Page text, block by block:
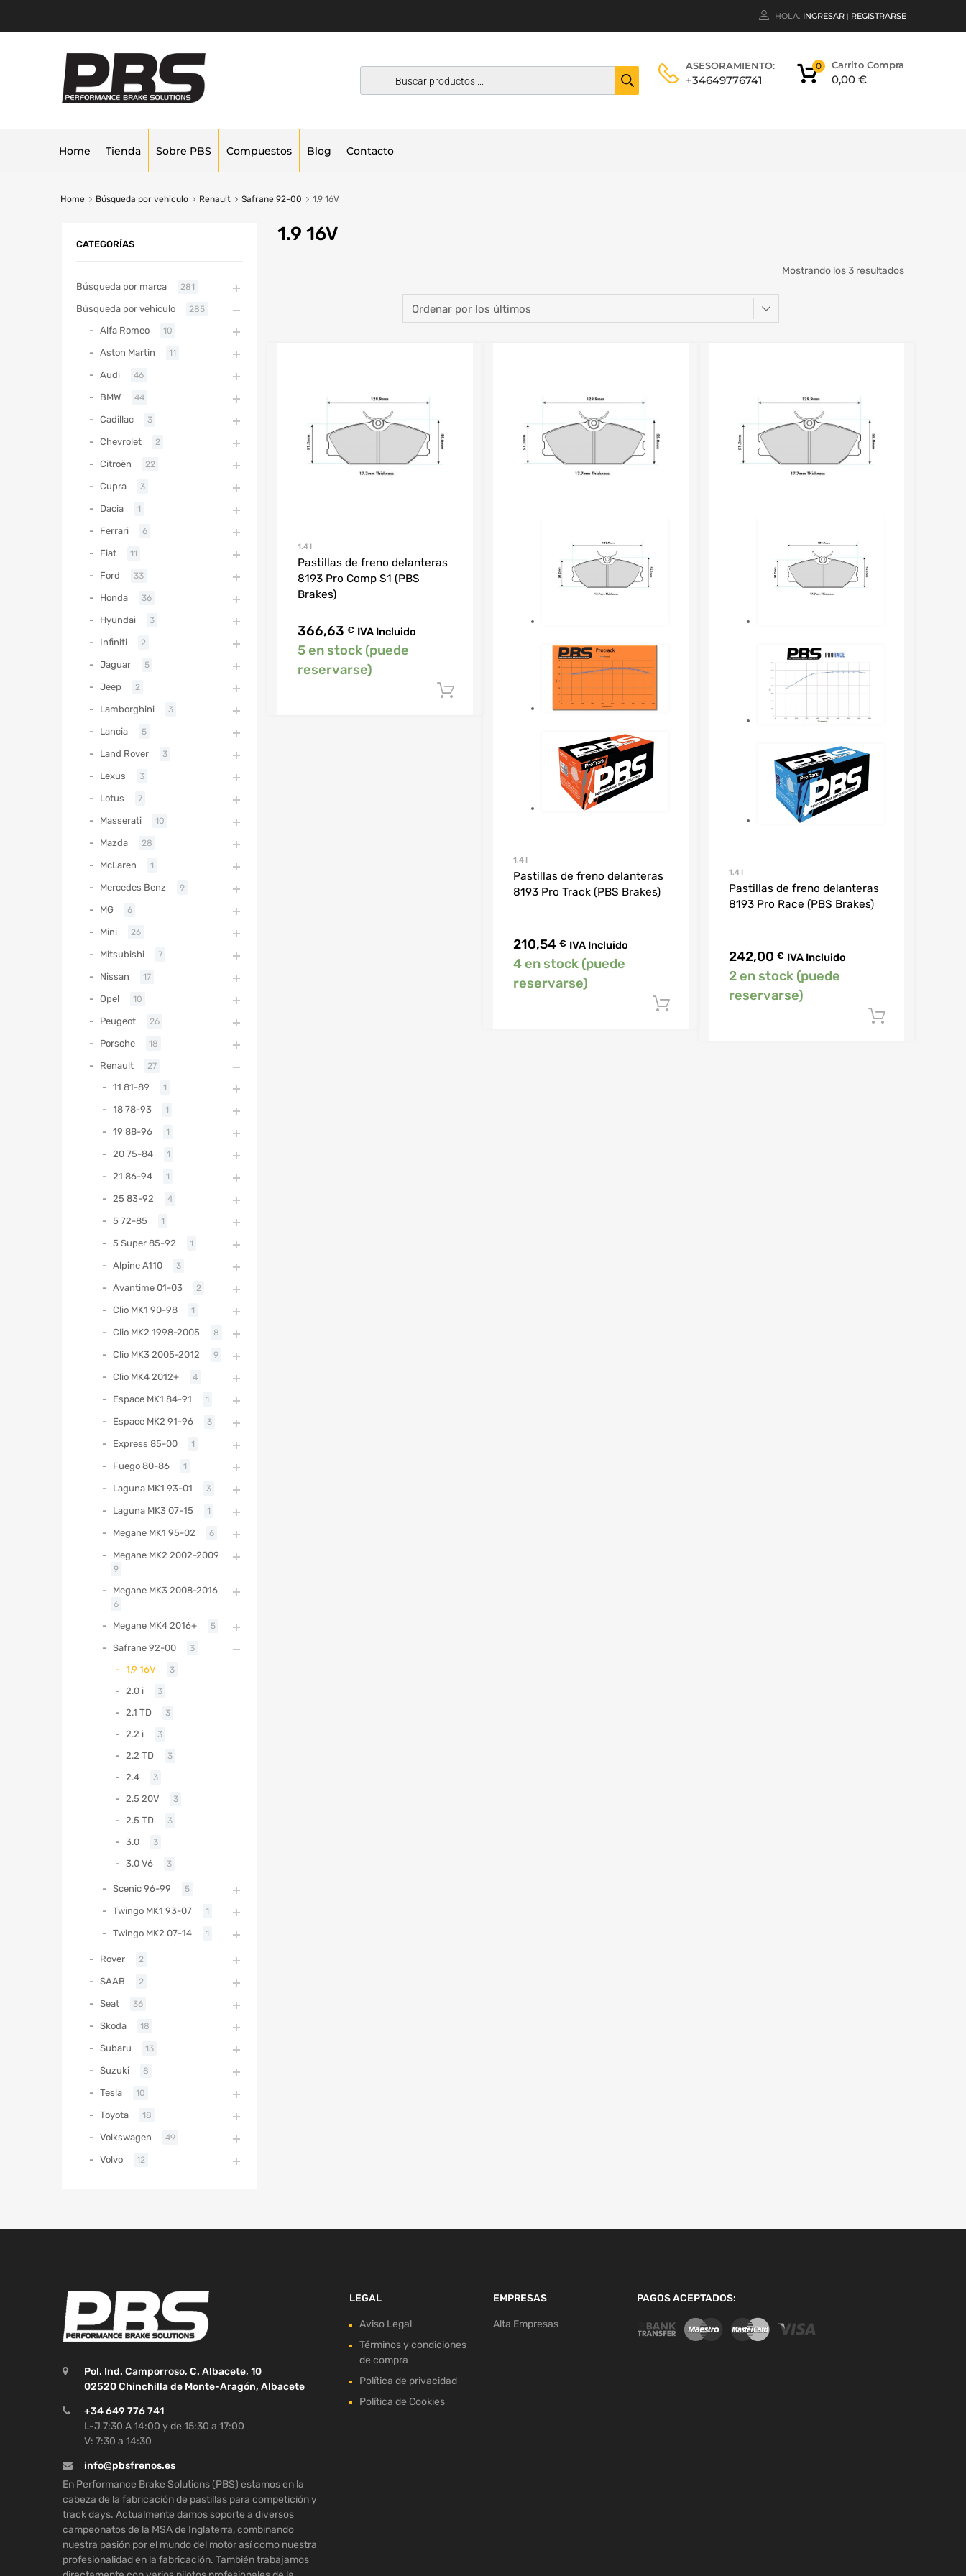
HOLA. INGRESAR | REGISTRARSE
ASESORAMIENTO:
+34649776741
Carrito Compra
0,00 €
0
Home Tienda Sobre PBS Compuestos Blog Contacto
Home Búsqueda por vehiculo Renault Safrane 92-00 1.9 16V
1.9 16V
Mostrando los 3 resultados
1.4 I
Pastillas de freno delanteras
8193 Pro Comp S1 (PBS
Brakes)
366,63 € IVA Incluido
5 en stock (puede
reservarse)
Añadir al carrito
1.4 I
Pastillas de freno delanteras
8193 Pro Track (PBS Brakes)
210,54 € IVA Incluido
4 en stock (puede
reservarse)
Añadir al carrito
1.4 I
Pastillas de freno delanteras
8193 Pro Race (PBS Brakes)
242,00 € IVA Incluido
2 en stock (puede
reservarse)
CATEGORÍAS
Búsqueda por marca 281
Búsqueda por vehiculo 285
Alfa Romeo 10
Aston Martin 11
Audi 46
BMW 44
Cadillac 3
Chevrolet 2
Citroën 22
Cupra 3
Dacia 1
Ferrari 6
Fiat 11
Ford 33
Honda 36
Hyundai 3
Infiniti 2
Jaguar 5
Jeep 2
Lamborghini 3
Lancia 5
Land Rover 3
Lexus 3
Lotus 7
Masserati 10
Mazda 28
McLaren 1
Mercedes Benz 9
MG 6
Mini 26
Mitsubishi 7
Nissan 17
Opel 10
Peugeot 26
Porsche 18
Renault 27
11 81-89 1
18 78-93 1
19 88-96 1
20 75-84 1
21 86-94 1
25 83-92 4
5 72-85 1
5 Super 85-92 1
Alpine A110 3
Avantime 01-03 2
Clio MK1 90-98 1
Clio MK2 1998-2005 8
Clio MK3 2005-2012 9
Clio MK4 2012+ 4
Espace MK1 84-91 1
Espace MK2 91-96 3
Express 85-00 1
Fuego 80-86 1
Laguna MK1 93-01 3
Laguna MK3 07-15 1
Megane MK1 95-02 6
Megane MK2 2002-2009
9
Megane MK3 2008-2016
6
Megane MK4 2016+ 5
Safrane 92-00 3
1.9 16V 3
2.0 i 3
2.1 TD 3
2.2 i 3
2.2 TD 3
2.4 3
2.5 20V 3
2.5 TD 3
3.0 3
3.0 V6 3
Scenic 96-99 5
Twingo MK1 93-07 1
Twingo MK2 07-14 1
Rover 2
SAAB 2
Seat 36
Skoda 18
Subaru 13
Suzuki 8
Tesla 10
Toyota 18
Volkswagen 49
Volvo 12
Pol. Ind. Camporroso, C. Albacete, 10
02520 Chinchilla de Monte-Aragón, Albacete
+34 649 776 741
L-J 7:30 A 14:00 y de 15:30 a 17:00
V: 7:30 a 14:30
info@pbsfrenos.es
En Performance Brake Solutions (PBS) estamos en la
cabeza de la fabricación de pastillas para competición y
track days. Actualmente damos soporte a diversos
campeonatos de la MSA de Inglaterra, combinando
nuestra pasión por el mundo del motor así como nuestra
profesionalidad en la fabricación. También trabajamos
LEGAL
Aviso Legal
Términos y condiciones
de compra
Política de privacidad
Política de Cookies
EMPRESAS
Alta Empresas
PAGOS ACEPTADOS: